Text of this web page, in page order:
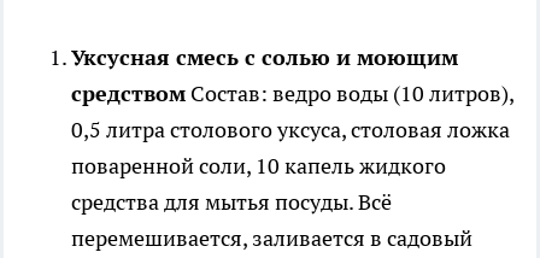
Уксусная смесь с солью и моющим
средством Состав: ведро воды (10 литров),
0,5 литра столового уксуса, столовая ложка
поваренной соли, 10 капель жидкого
средства для мытья посуды. Всё
перемешивается, заливается в садовый